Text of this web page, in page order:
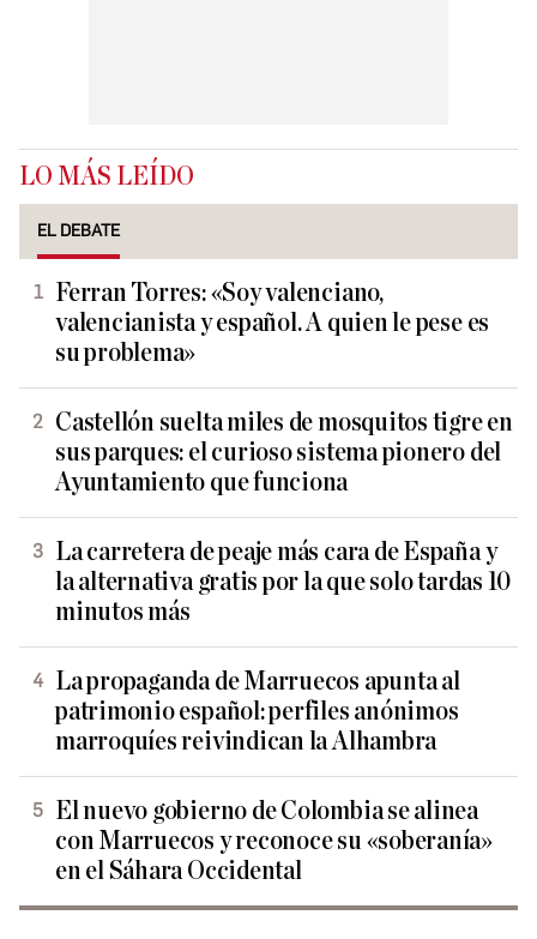
LO MÁS LEÍDO
EL DEBATE
Ferran Torres: «Soy valenciano,
valencianista y español. A quien le pese es
su problema»
Castellón suelta miles de mosquitos tigre en
sus parques: el curioso sistema pionero del
Ayuntamiento que funciona
La carretera de peaje más cara de España y
la alternativa gratis por la que solo tardas 10
minutos más
La propaganda de Marruecos apunta al
patrimonio español: perfiles anónimos
marroquíes reivindican la Alhambra
El nuevo gobierno de Colombia se alinea
con Marruecos y reconoce su «soberanía»
en el Sáhara Occidental